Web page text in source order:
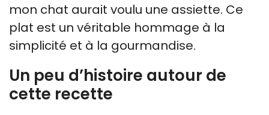
mon chat aurait voulu une assiette. Ce
plat est un véritable hommage à la
simplicité et à la gourmandise.
Un peu d’histoire autour de
cette recette